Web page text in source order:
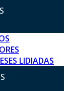
LIDIADAS